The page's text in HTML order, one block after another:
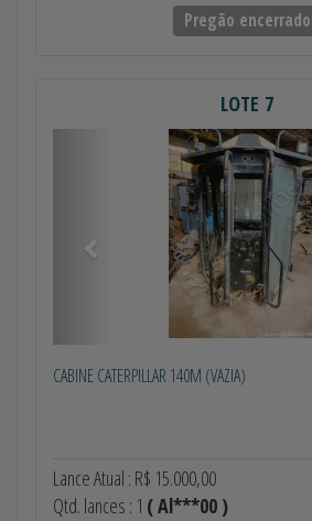
Pregão encerrado
LOTE 7
CABINE CATERPILLAR 140M (VAZIA)
Lance Atual : R$ 15.000,00
Qtd. lances : 1 ( Al***00 )